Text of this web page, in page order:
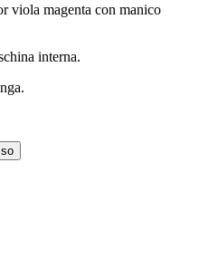
viola magenta con manico
interna.